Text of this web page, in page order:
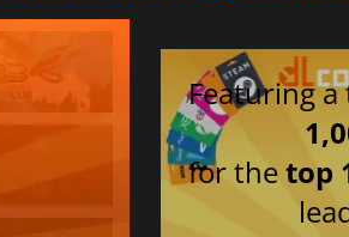
Featuring
for thetop